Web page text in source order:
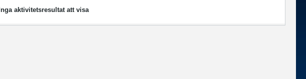
Inga aktivitetsresultat att visa